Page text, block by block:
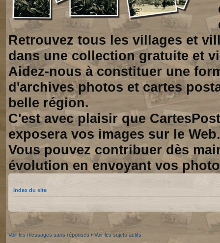
Retrouvez tous les villages et
dans une collection gratuite et
Aidez-nous à constituer une
d'archives photos et cartes
belle région.
C'est avec plaisir que
exposera vos images sur le Web.
Vous pouvez contribuer dès
évolution en envoyant vos
Index du site
Voir les messages sans réponses • Voir les sujets actifs